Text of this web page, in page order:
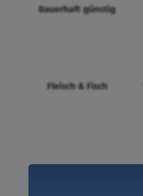
Dauerhaft günstig
Fleisch & Fisch